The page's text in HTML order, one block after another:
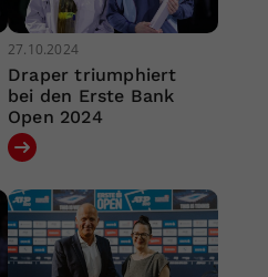
27.10.2024
Draper triumphiert
bei den Erste Bank
Open 2024